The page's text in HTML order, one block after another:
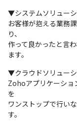
▼システムソリュー
お客様が抱える業務
り、
作って良かったと言
ます。
▼クラウドソリュー
Zohoアプリケーショ
を
ワンストップで行い
す。